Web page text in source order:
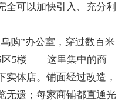
全可以加快引入、充分利
”办公室，穿过数百米
区5楼——这里集中的商
实体店。铺面经过改造，
无遗；每家商铺都直通光